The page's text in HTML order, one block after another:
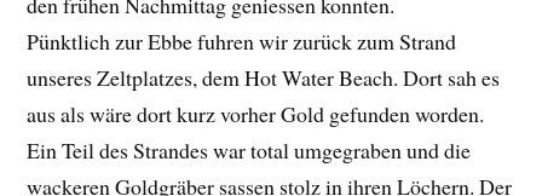
Pünktlich zur Ebbe fuhren wir zurück zum Strand
unseres Zeltplatzes, dem Hot Water Beach. Dort sah es
aus als wäre dort kurz vorher Gold gefunden worden.
Ein Teil des Strandes war total umgegraben und die
wackeren Goldgräber sassen stolz in ihren Löchern. Der